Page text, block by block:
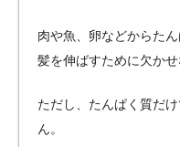
肉や魚、卵などからた
髪を伸ばすために欠かせ
ただし、たんぱく質だ
ん。